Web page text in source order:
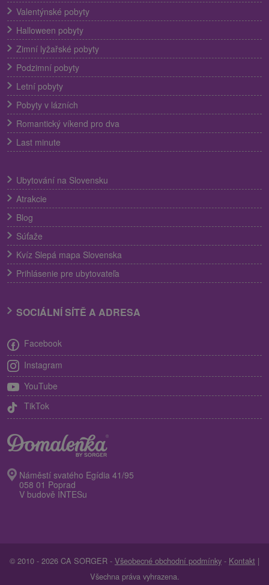
Valentýnské pobyty
Halloween pobyty
Zimní lyžařské pobyty
Podzimní pobyty
Letní pobyty
Pobyty v lázních
Romantický víkend pro dva
Last minute
Ubytování na Slovensku
Atrakcie
Blog
Súťaže
Kvíz Slepá mapa Slovenska
Prihlásenie pre ubytovateľa
SOCIÁLNÍ SÍTĚ A ADRESA
Facebook
Instagram
YouTube
TikTok
Náměstí svatého Egídia 41/95
058 01 Poprad
V budově INTESu
© 2010 - 2026 CA SORGER - Všeobecné obchodní podmínky - Kontakt |
Všechna práva vyhrazena.